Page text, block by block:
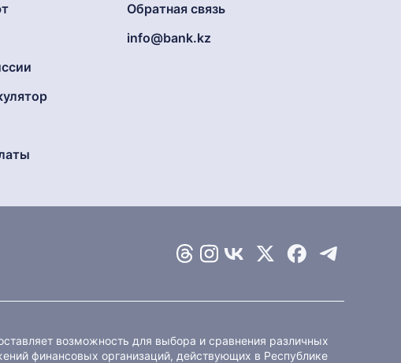
Обратная связь
info@bank.kz
возможность для выбора и сравнения различных
финансовых организаций, действующих в Республике